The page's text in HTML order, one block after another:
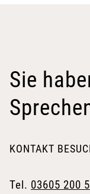
Sie
KONTAKT
Tel. 03605 200